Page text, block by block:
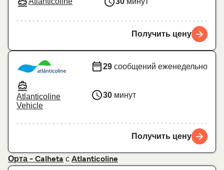
Получить цену
Atlanticoline
Vehicle
29 сообщений еженедельно
30 минут
Получить цену
Орта - Calheta с Atlanticoline